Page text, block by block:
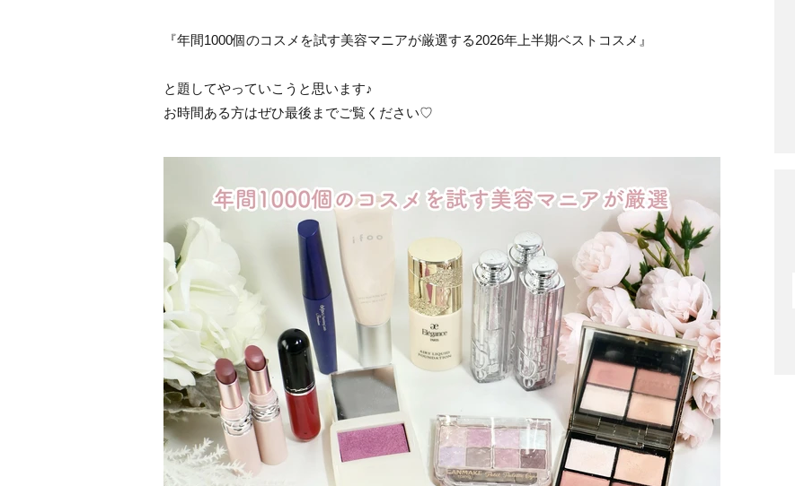
『年間1000個のコスメを試す美容マニアが厳選する2026年上半期ベストコスメ』
と題してやっていこうと思います♪
お時間ある方はぜひ最後までご覧ください♡